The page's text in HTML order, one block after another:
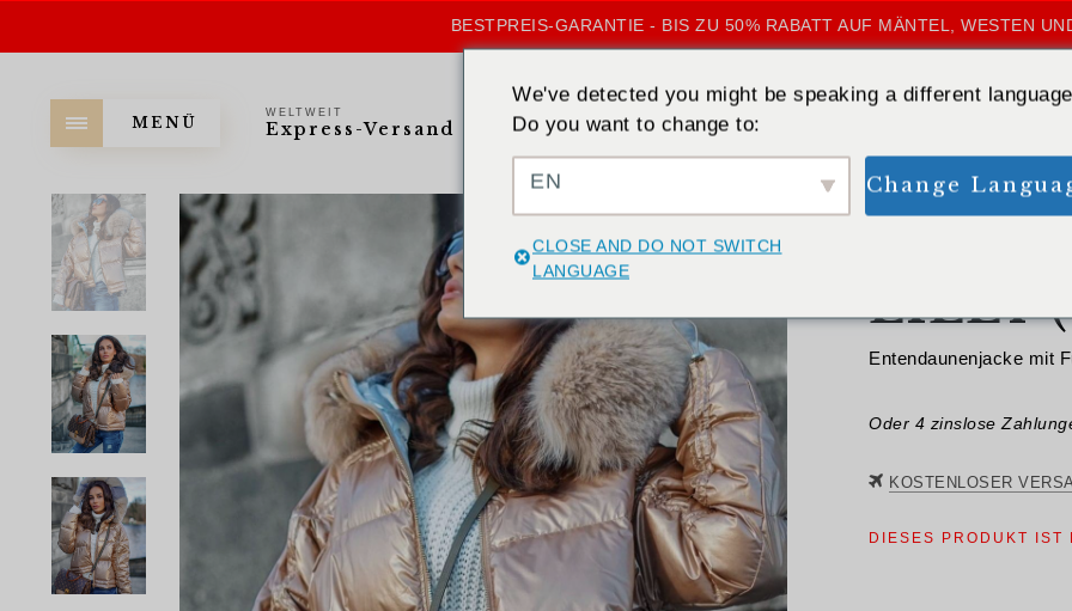
BESTPREIS-GARANTIE - BIS ZU 50% RABATT AUF MÄNTEL, WESTEN
MENÜ
WELTWEIT
Express-Versand
ZURÜCK
LILLY
Entendaunenjacke mit
Oder 4 zinslose
KOSTENLOSER
DIESES PRODUKT IST
We've detected you might be speaking a different
Do you want to change to:
EN Change
CLOSE AND DO NOT SWITCH
LANGUAGE